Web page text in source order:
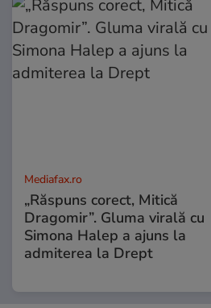
Mediafax.ro
„Răspuns corect, Mitică
Dragomir”. Gluma virală cu
Simona Halep a ajuns la
admiterea la Drept